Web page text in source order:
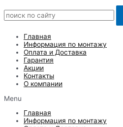
Главная
Информация по монтажу
Оплата и Доставка
Гарантия
Акции
Контакты
О компании
Menu
Главная
Информация по монтажу